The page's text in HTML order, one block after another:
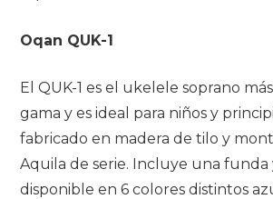
Oqan QUK-1
El QUK-1 es el ukelele soprano
gama y es ideal para niños y
fabricado en madera de tilo y
Aquila de serie. Incluye una funda
disponible en 6 colores distintos